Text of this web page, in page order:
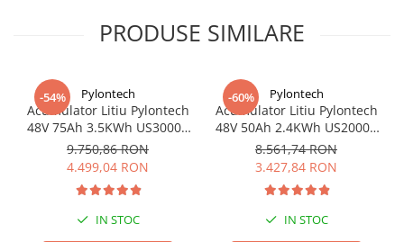
PRODUSE SIMILARE
-54% Pylontech
Acumulator Litiu Pylontech
48V 75Ah 3.5KWh US3000C
pentru sisteme fotovoltaice
9.750,86 RON
4.499,04 RON
IN STOC
-60% Pylontech
Acumulator Litiu Pylontech
48V 50Ah 2.4KWh US2000C
pentru sisteme fotovoltaice
8.561,74 RON
3.427,84 RON
IN STOC